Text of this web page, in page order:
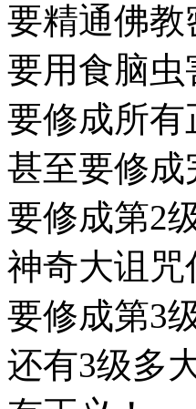
要精通佛教
要用食脑
要修成所
甚至要修
要修成第2
神奇大诅
要修成第3
还有3级多